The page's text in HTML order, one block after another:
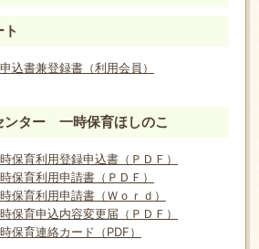
込書兼登録書（利用会員）
ンター 一時保育ほしのこ
保育利用登録申込書（ＰＤＦ）
保育利用申請書（ＰＤＦ）
保育利用申請書（Ｗｏｒｄ）
保育申込内容変更届（ＰＤＦ）
保育連絡カード（PDF）